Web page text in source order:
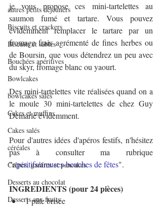
autres petits déjeuners
Biscuits et crackers
Biscuits et sablés
Bouchées apéritives
Bowlcakes
bowlcakes salés
Cakes et muffins
Cakes salés
céréales
Crêpes, gaufres et pancakes
Desserts au chocolat
Desserts aux fruits
je vous propose ces mini-tartelettes au
saumon fumé et tartare. Vous pouvez
évidemment remplacer le tartare par un
fromage frais agrémenté de fines herbes ou
de Boursin, que vous détendrez un peu avec
du skyr, fromage blanc ou yaourt.
Des mini-tartelettes vite réalisées quand on a
le moule 30 mini-tartelettes de chez Guy
Demarle évidemment.
Pour d'autres idées d'apéros festifs, n'hésitez
pas à consulter ma rubrique
"apéritifs/amuses-bouches de fêtes".
INGREDIENTS (pour 24 pièces)
1 pâte brisée